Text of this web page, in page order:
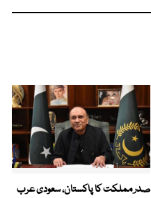
صدر مملکت کا پاکستان، سعودی عرب